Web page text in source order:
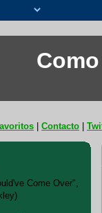
Contacto
Come Over",